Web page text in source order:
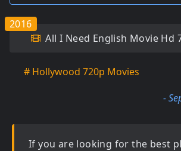
All I Need English Movie Hd
2016
# Hollywood 720p Movies
-
If you are looking for the best